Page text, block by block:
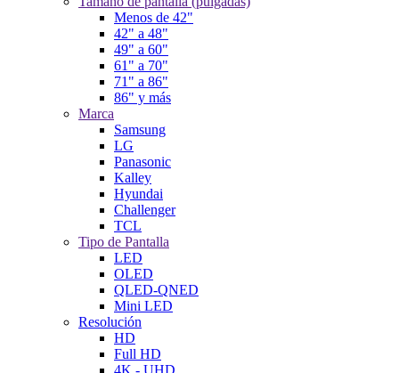
Menos de 42"
42" a 48"
49" a 60"
61" a 70"
71" a 86"
86" y más
Marca
Samsung
LG
Panasonic
Kalley
Hyundai
Challenger
TCL
Tipo de Pantalla
LED
OLED
QLED-QNED
Mini LED
Resolución
HD
Full HD
4K - UHD